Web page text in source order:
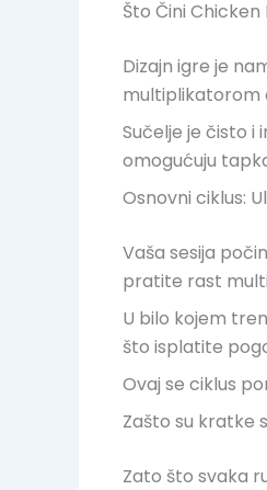
Što Čini
Dizajn igre je
multiplikatorom
Sučelje je čisto
omogućuju
Osnovni ciklus:
Vaša sesija
pratite rast
U bilo kojem
što isplatite
Ovaj se ciklus
Zašto su kratke
Zato što svaka